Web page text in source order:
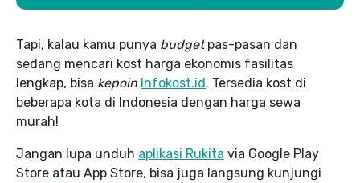
Tapi, kalau kamu punya budgetpas-pasan dan
sedang mencari kost harga ekonomis fasilitas
lengkap, bisa kepoin Infokost.id. Tersedia kost di
beberapa kota di Indonesia dengan harga sewa
murah!
Jangan lupa unduh aplikasi Rukita via Google Play
Store atau App Store, bisa juga langsung kunjungi